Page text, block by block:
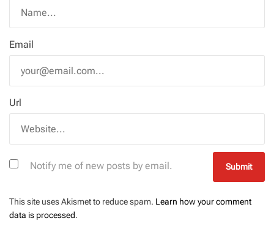
Email
Url
Notify me of new posts by email.
This site uses Akismet to reduce spam. Learn how your comment
data is processed.